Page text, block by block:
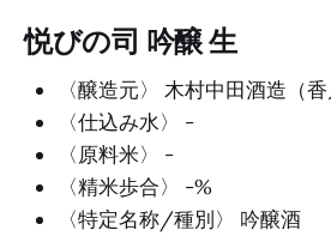
悦びの司 吟醸 生
〈醸造元〉 木村中田酒造（香
〈仕込み水〉 -
〈原料米〉 -
〈精米歩合〉 -%
〈特定名称/種別〉 吟醸酒